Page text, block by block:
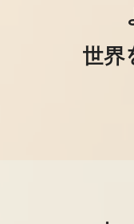
世界